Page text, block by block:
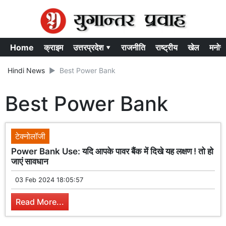
Home क्राइम उत्तरप्रदेश ▾ राजनीति राष्ट्रीय खेल
Hindi News Best Power Bank
Best Power Bank
टेक्नोलॉजी
Power Bank Use: यदि आपके पावर बैंक में दिखे यह लक्षण ! तो हो
जाएं सावधान
03 Feb 2024 18:05:57
Read More...